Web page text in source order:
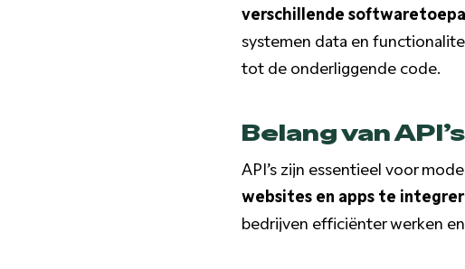
verschillende
systemen data en
tot de onderliggende code.
Belang van API’s
API’s zijn essentieel voor
websites en apps te
bedrijven efficiënter werken